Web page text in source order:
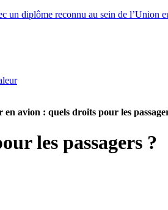
un diplôme reconnu au sein de l’Union
en avion : quels droits pour les
les passagers ?